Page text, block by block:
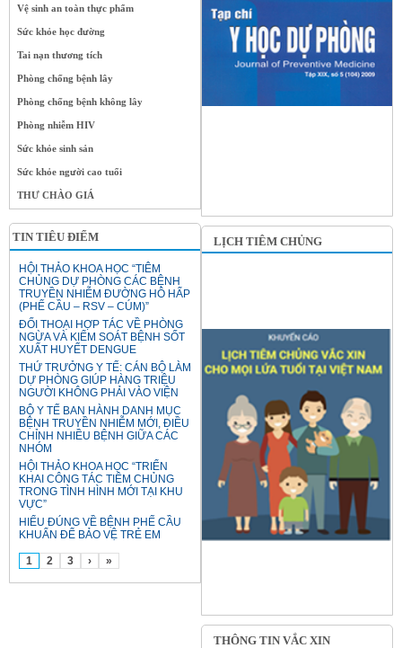
Vệ sinh an toàn thực phẩm
Sức khỏe học đường
Tai nạn thương tích
Phòng chống bệnh lây
Phòng chống bệnh không lây
Phòng nhiễm HIV
Sức khỏe sinh sản
Sức khỏe người cao tuổi
THƯ CHÀO GIÁ
TIN TIÊU ĐIỂM
HỘI THẢO KHOA HỌC “TIÊM
CHỦNG DỰ PHÒNG CÁC BỆNH
TRUYỀN NHIỄM ĐƯỜNG HÔ HẤP
(PHẾ CẦU – RSV – CÚM)”
ĐỐI THOẠI HỢP TÁC VỀ PHÒNG
NGỪA VÀ KIỂM SOÁT BỆNH SỐT
XUẤT HUYẾT DENGUE
THỨ TRƯỞNG Y TẾ: CÁN BỘ LÀM
DỰ PHÒNG GIÚP HÀNG TRIỆU
NGƯỜI KHÔNG PHẢI VÀO VIỆN
BỘ Y TẾ BAN HÀNH DANH MỤC
BỆNH TRUYỀN NHIỄM MỚI, ĐIỀU
CHỈNH NHIỀU BỆNH GIỮA CÁC
NHÓM
HỘI THẢO KHOA HỌC “TRIỂN
KHAI CÔNG TÁC TIÊM CHỦNG
TRONG TÌNH HÌNH MỚI TẠI KHU
VỰC”
HIỂU ĐÚNG VỀ BỆNH PHẾ CẦU
KHUẨN ĐỂ BẢO VỆ TRẺ EM
1 2 3 › »
LỊCH TIÊM CHỦNG
THÔNG TIN VẮC XIN